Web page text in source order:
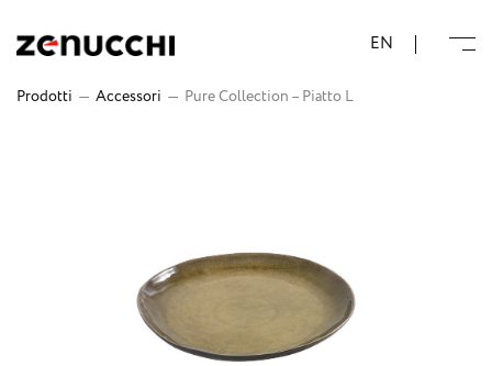
EN
Prodotti — Accessori — Pure Collection – Piatto L